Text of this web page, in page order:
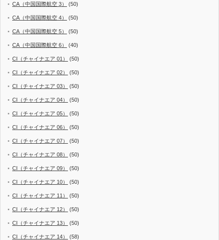
CA（中国国際航空 3） (50)
CA（中国国際航空 4） (50)
CA（中国国際航空 5） (50)
CA（中国国際航空 6） (40)
CI（チャイナエア 01） (50)
CI（チャイナエア 02） (50)
CI（チャイナエア 03） (50)
CI（チャイナエア 04） (50)
CI（チャイナエア 05） (50)
CI（チャイナエア 06） (50)
CI（チャイナエア 07） (50)
CI（チャイナエア 08） (50)
CI（チャイナエア 09） (50)
CI（チャイナエア 10） (50)
CI（チャイナエア 11） (50)
CI（チャイナエア 12） (50)
CI（チャイナエア 13） (50)
CI（チャイナエア 14） (58)